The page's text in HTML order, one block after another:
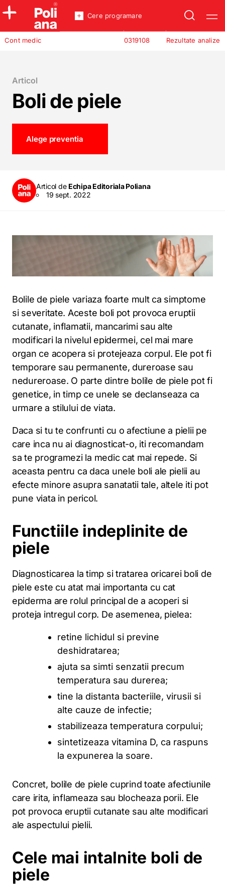
Policlinica
Cont medic Rezultate analize
0319108
Cere programare
Articol
Boli de piele
Alege preventia
Articol de Echipa Editoriala Poliana
19 sept. 2022
Bolile de piele variaza foarte mult ca simptome
si severitate. Aceste boli pot provoca eruptii
cutanate, inflamatii, mancarimi sau alte
modificari la nivelul epidermei, cel mai mare
organ ce acopera si protejeaza corpul. Ele pot fi
temporare sau permanente, dureroase sau
nedureroase. O parte dintre bolile de piele pot fi
genetice, in timp ce unele se declanseaza ca
urmare a stilului de viata.
Daca si tu te confrunti cu o afectiune a pielii pe
care inca nu ai diagnosticat-o, iti recomandam
sa te programezi la medic cat mai repede. Si
aceasta pentru ca daca unele boli ale pielii au
efecte minore asupra sanatatii tale, altele iti pot
pune viata in pericol.
Functiile indeplinite de
piele
Diagnosticarea la timp si tratarea oricarei boli de
piele este cu atat mai importanta cu cat
epiderma are rolul principal de a acoperi si
proteja intregul corp. De asemenea, pielea:
retine lichidul si previne
deshidratarea;
ajuta sa simti senzatii precum
temperatura sau durerea;
tine la distanta bacteriile, virusii si
alte cauze de infectie;
stabilizeaza temperatura corpului;
sintetizeaza vitamina D, ca raspuns
la expunerea la soare.
Concret, bolile de piele cuprind toate afectiunile
care irita, inflameaza sau blocheaza porii. Ele
pot provoca eruptii cutanate sau alte modificari
ale aspectului pielii.
Cele mai intalnite boli de
piele